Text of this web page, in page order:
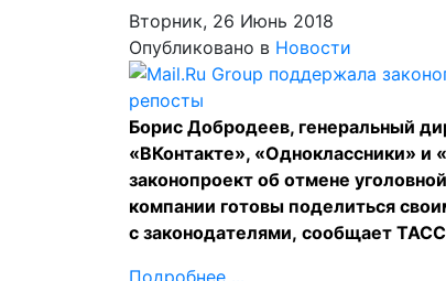
Вторник, 26 Июнь 2018
Опубликовано в Новости
Борис Добродеев, генеральный
«ВКонтакте», «Одноклассники»
законопроект об отмене
компании готовы поделиться
с законодателями, сообщает ТАСС
Подробнее ...